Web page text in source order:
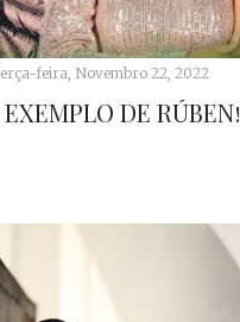
feira, Novembro 22, 2022
DE RÚBEN!